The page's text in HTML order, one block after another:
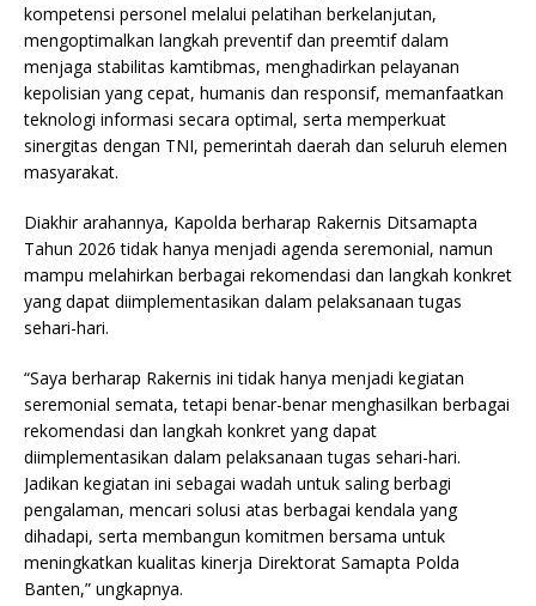
kompetensi personel melalui pelatihan berkelanjutan,
mengoptimalkan langkah preventif dan preemtif dalam
menjaga stabilitas kamtibmas, menghadirkan pelayanan
kepolisian yang cepat, humanis dan responsif, memanfaatkan
teknologi informasi secara optimal, serta memperkuat
sinergitas dengan TNI, pemerintah daerah dan seluruh elemen
masyarakat.
Diakhir arahannya, Kapolda berharap Rakernis Ditsamapta
Tahun 2026 tidak hanya menjadi agenda seremonial, namun
mampu melahirkan berbagai rekomendasi dan langkah konkret
yang dapat diimplementasikan dalam pelaksanaan tugas
sehari-hari.
“Saya berharap Rakernis ini tidak hanya menjadi kegiatan
seremonial semata, tetapi benar-benar menghasilkan berbagai
rekomendasi dan langkah konkret yang dapat
diimplementasikan dalam pelaksanaan tugas sehari-hari.
Jadikan kegiatan ini sebagai wadah untuk saling berbagi
pengalaman, mencari solusi atas berbagai kendala yang
dihadapi, serta membangun komitmen bersama untuk
meningkatkan kualitas kinerja Direktorat Samapta Polda
Banten,” ungkapnya.